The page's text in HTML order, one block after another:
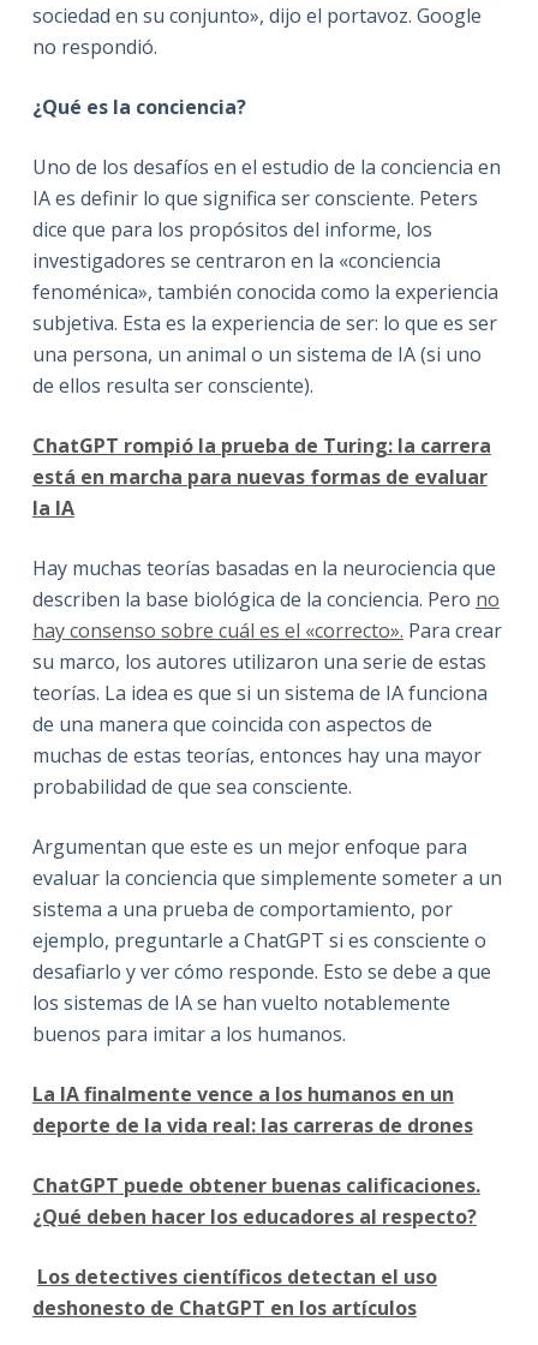
sociedad en su conjunto», dijo el portavoz. Google
no respondió.
¿Qué es la conciencia?
Uno de los desafíos en el estudio de la conciencia en
IA es definir lo que significa ser consciente. Peters
dice que para los propósitos del informe, los
investigadores se centraron en la «conciencia
fenoménica», también conocida como la experiencia
subjetiva. Esta es la experiencia de ser: lo que es ser
una persona, un animal o un sistema de IA (si uno
de ellos resulta ser consciente).
ChatGPT rompió la prueba de Turing: la carrera
está en marcha para nuevas formas de evaluar
la IA
Hay muchas teorías basadas en la neurociencia que
describen la base biológica de la conciencia. Pero no
hay consenso sobre cuál es el «correcto». Para crear
su marco, los autores utilizaron una serie de estas
teorías. La idea es que si un sistema de IA funciona
de una manera que coincida con aspectos de
muchas de estas teorías, entonces hay una mayor
probabilidad de que sea consciente.
Argumentan que este es un mejor enfoque para
evaluar la conciencia que simplemente someter a un
sistema a una prueba de comportamiento, por
ejemplo, preguntarle a ChatGPT si es consciente o
desafiarlo y ver cómo responde. Esto se debe a que
los sistemas de IA se han vuelto notablemente
buenos para imitar a los humanos.
La IA finalmente vence a los humanos en un
deporte de la vida real: las carreras de drones
ChatGPT puede obtener buenas calificaciones.
¿Qué deben hacer los educadores al respecto?
Los detectives científicos detectan el uso
deshonesto de ChatGPT en los artículos